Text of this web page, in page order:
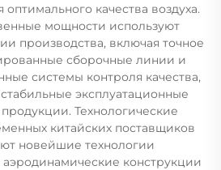
качества воздуха.
мощности используют
производства, включая точное
сборочные линии и
системы контроля качества,
эксплуатационные
Технологические
китайских поставщиков
новейшие технологии
аэродинамические конструкции